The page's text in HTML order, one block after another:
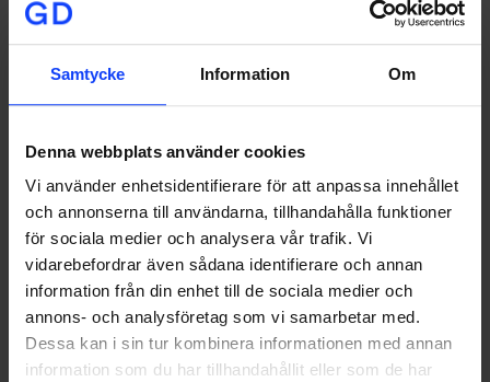
Samtycke Information Om
Denna webbplats använder cookies
Vi använder enhetsidentifierare för att anpassa innehållet
och annonserna till användarna, tillhandahålla funktioner
för sociala medier och analysera vår trafik. Vi
vidarebefordrar även sådana identifierare och annan
information från din enhet till de sociala medier och
annons- och analysföretag som vi samarbetar med.
Dessa kan i sin tur kombinera informationen med annan
information som du har tillhandahållit eller som de har